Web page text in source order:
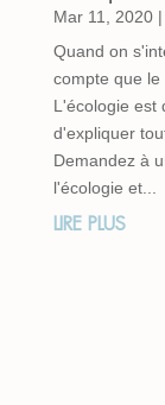
Mar 11, 2020|
Quand on
compte que le
L'écologie est
d'expliquer
Demandez à
l'écologie et...
LIRE PLUS